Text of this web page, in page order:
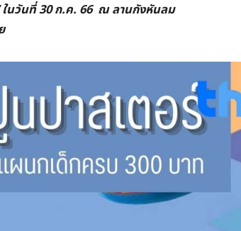
ในวันที่ 30ก.ค. 66 ณ ลานกังหันลม